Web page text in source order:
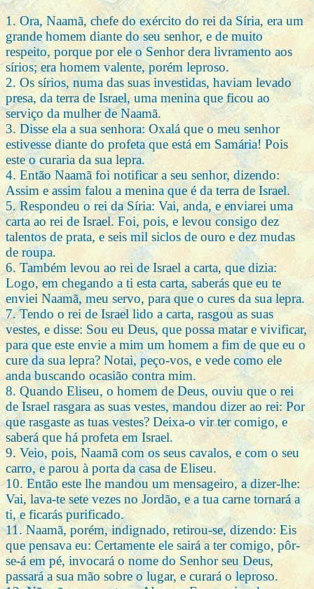
1. Ora, Naamã, chefe do exército do rei da Síria, era um
grande homem diante do seu senhor, e de muito
respeito, porque por ele o Senhor dera livramento aos
sírios; era homem valente, porém leproso.
2. Os sírios, numa das suas investidas, haviam levado
presa, da terra de Israel, uma menina que ficou ao
serviço da mulher de Naamã.
3. Disse ela a sua senhora: Oxalá que o meu senhor
estivesse diante do profeta que está em Samária! Pois
este o curaria da sua lepra.
4. Então Naamã foi notificar a seu senhor, dizendo:
Assim e assim falou a menina que é da terra de Israel.
5. Respondeu o rei da Síria: Vai, anda, e enviarei uma
carta ao rei de Israel. Foi, pois, e levou consigo dez
talentos de prata, e seis mil siclos de ouro e dez mudas
de roupa.
6. Também levou ao rei de Israel a carta, que dizia:
Logo, em chegando a ti esta carta, saberás que eu te
enviei Naamã, meu servo, para que o cures da sua lepra.
7. Tendo o rei de Israel lido a carta, rasgou as suas
vestes, e disse: Sou eu Deus, que possa matar e vivificar,
para que este envie a mim um homem a fim de que eu o
cure da sua lepra? Notai, peço-vos, e vede como ele
anda buscando ocasião contra mim.
8. Quando Eliseu, o homem de Deus, ouviu que o rei
de Israel rasgara as suas vestes, mandou dizer ao rei: Por
que rasgaste as tuas vestes? Deixa-o vir ter comigo, e
saberá que há profeta em Israel.
9. Veio, pois, Naamã com os seus cavalos, e com o seu
carro, e parou à porta da casa de Eliseu.
10. Então este lhe mandou um mensageiro, a dizer-lhe:
Vai, lava-te sete vezes no Jordão, e a tua carne tornará a
ti, e ficarás purificado.
11. Naamã, porém, indignado, retirou-se, dizendo: Eis
que pensava eu: Certamente ele sairá a ter comigo, pôr-
se-á em pé, invocará o nome do Senhor seu Deus,
passará a sua mão sobre o lugar, e curará o leproso.